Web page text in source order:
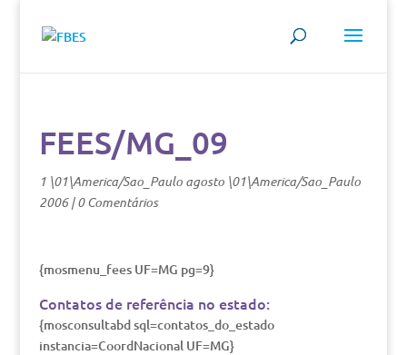
FEES/MG_09
1 \01\America/Sao_Paulo agosto \01\America/Sao_Paulo
2006|0 Comentários
{mosmenu_fees UF=MG pg=9}
Contatos de referência no estado:
{mosconsultabd sql=contatos_do_estado
instancia=CoordNacional UF=MG}